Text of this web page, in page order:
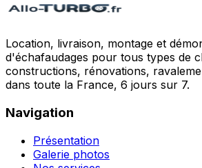
Location, livraison, montage et
d'échafaudages pour tous types de
constructions, rénovations,
dans toute la France, 6 jours sur 7.
Navigation
Présentation
Galerie photos